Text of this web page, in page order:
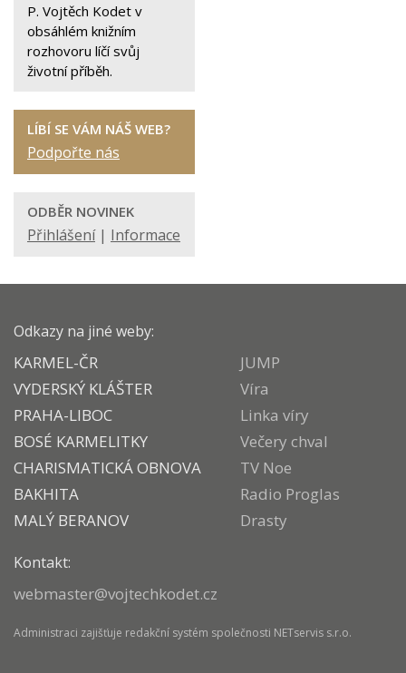
P. Vojtěch Kodet v
obsáhlém knižním
rozhovoru líčí svůj
životní příběh.
LÍBÍ SE VÁM NÁŠ WEB?
Podpořte nás
ODBĚR NOVINEK
Přihlášení| Informace
Odkazy na jiné weby:
KARMEL-ČR
VYDERSKÝ KLÁŠTER
PRAHA-LIBOC
BOSÉ KARMELITKY
CHARISMATICKÁ OBNOVA
BAKHITA
MALÝ BERANOV
JUMP
Víra
Linka víry
Večery chval
TV Noe
Radio Proglas
Drasty
Kontakt:
webmaster@vojtechkodet.cz
Administraci zajišťuje redakční systém společnosti NETservis s.r.o.